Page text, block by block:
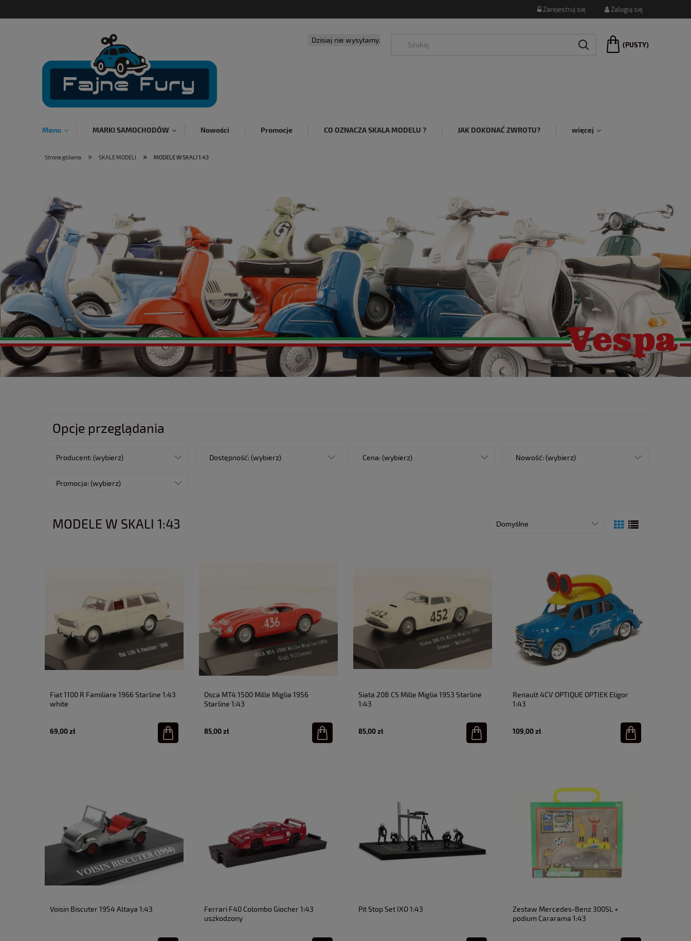
Zarejestruj się Zaloguj się
(PUSTY)
Dzisiaj nie wysyłamy.
Menu MARKI SAMOCHODÓW Nowości Promocje CO OZNACZA SKALA MODELU ? JAK DOKONAĆ ZWROTU? więcej
Strona główna » SKALE MODELI » MODELE W SKALI 1:43
Opcje przeglądania
Producent: (wybierz) Dostępność: (wybierz) Cena: (wybierz) Nowość: (wybierz)
Promocja: (wybierz)
MODELE W SKALI 1:43
Fiat 1100 R Familiare 1966 Starline 1:43
white
69,00 zł
Osca MT4 1500 Mille Miglia 1956
Starline 1:43
85,00 zł
Siata 208 CS Mille Miglia 1953 Starline
1:43
85,00 zł
Renault 4CV OPTIQUE OPTIEK Eligor
1:43
109,00 zł
Voisin Biscuter 1954 Altaya 1:43
Ferrari F40 Colombo Giocher 1:43
uszkodzony
Pit Stop Set IXO 1:43
Zestaw Mercedes-Benz 300SL +
podium Cararama 1:43